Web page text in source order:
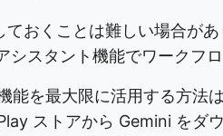
ておくことは難しい場合が
シスタント機能でワークフ
能を最大限に活用する方法
ストアから Gemini をダ